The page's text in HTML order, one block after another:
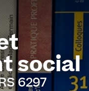
social
6297